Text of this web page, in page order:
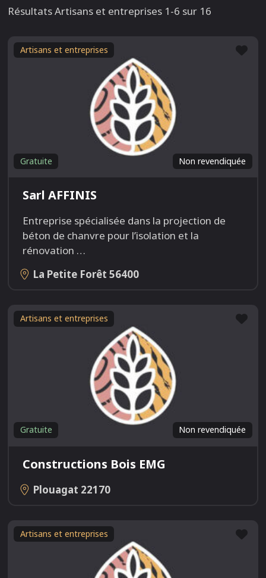
Résultats Artisans et entreprises 1-6 sur 16
Artisans et entreprises
Non revendiquée
Gratuite
Sarl AFFINIS
Entreprise spécialisée dans la projection de
béton de chanvre pour l’isolation et la
rénovation …
La Petite Forêt 56400
Artisans et entreprises
Non revendiquée
Gratuite
Constructions Bois EMG
Plouagat 22170
Artisans et entreprises